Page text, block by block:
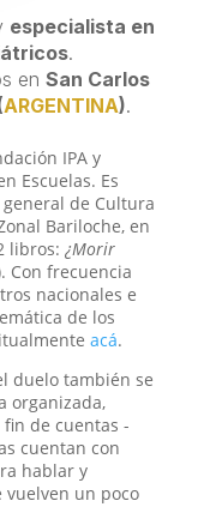
especialista en
.
en San Carlos
ARGENTINA).
IPA y
Escuelas. Es
de Cultura
Bariloche, en
libros: ¿Morir
Con frecuencia
nacionales e
de los
acá.
duelo también se
organizada,
de cuentas -
cuentan con
hablar y
vuelven un poco